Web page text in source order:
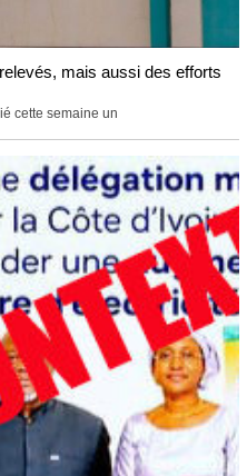
mais aussi des efforts
cette semaine un